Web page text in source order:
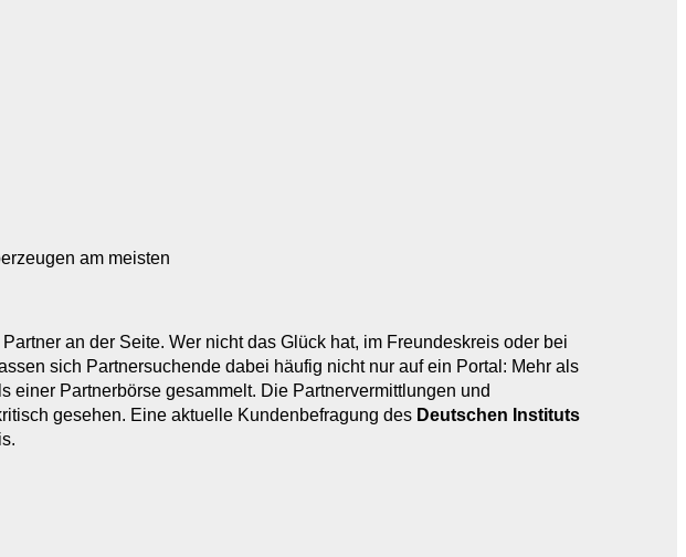
am meisten
an der Seite. Wer nicht das Glück hat, im Freundeskreis oder bei
sich Partnersuchende dabei häufig nicht nur auf ein Portal: Mehr als
Partnerbörse gesammelt. Die Partnervermittlungen und
gesehen. Eine aktuelle Kundenbefragung des Deutschen Instituts